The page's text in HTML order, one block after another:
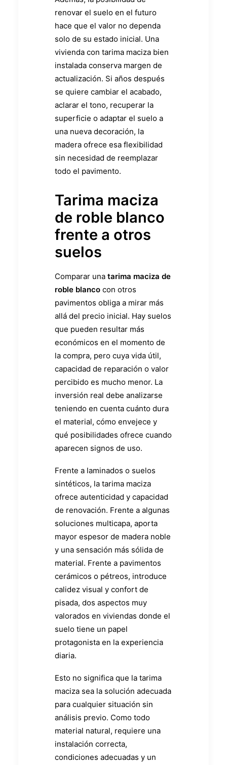
renovar el suelo en el futuro
hace que el valor no dependa
solo de su estado inicial. Una
vivienda con tarima maciza bien
instalada conserva margen de
actualización. Si años después
se quiere cambiar el acabado,
aclarar el tono, recuperar la
superficie o adaptar el suelo a
una nueva decoración, la
madera ofrece esa flexibilidad
sin necesidad de reemplazar
todo el pavimento.
Tarima maciza
de roble blanco
frente a otros
suelos
Comparar una tarima maciza de
roble blanco con otros
pavimentos obliga a mirar más
allá del precio inicial. Hay suelos
que pueden resultar más
económicos en el momento de
la compra, pero cuya vida útil,
capacidad de reparación o valor
percibido es mucho menor. La
inversión real debe analizarse
teniendo en cuenta cuánto dura
el material, cómo envejece y
qué posibilidades ofrece cuando
aparecen signos de uso.
Frente a laminados o suelos
sintéticos, la tarima maciza
ofrece autenticidad y capacidad
de renovación. Frente a algunas
soluciones multicapa, aporta
mayor espesor de madera noble
y una sensación más sólida de
material. Frente a pavimentos
cerámicos o pétreos, introduce
calidez visual y confort de
pisada, dos aspectos muy
valorados en viviendas donde el
suelo tiene un papel
protagonista en la experiencia
diaria.
Esto no significa que la tarima
maciza sea la solución adecuada
para cualquier situación sin
análisis previo. Como todo
material natural, requiere una
instalación correcta,
condiciones adecuadas y un